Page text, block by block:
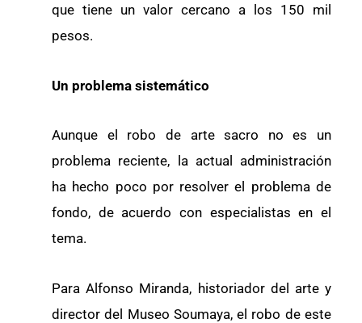
que tiene un valor cercano a los 150 mil
pesos.
Un problema sistemático
Aunque el robo de arte sacro no es un
problema reciente, la actual administración
ha hecho poco por resolver el problema de
fondo, de acuerdo con especialistas en el
tema.
Para Alfonso Miranda, historiador del arte y
director del Museo Soumaya, el robo de este